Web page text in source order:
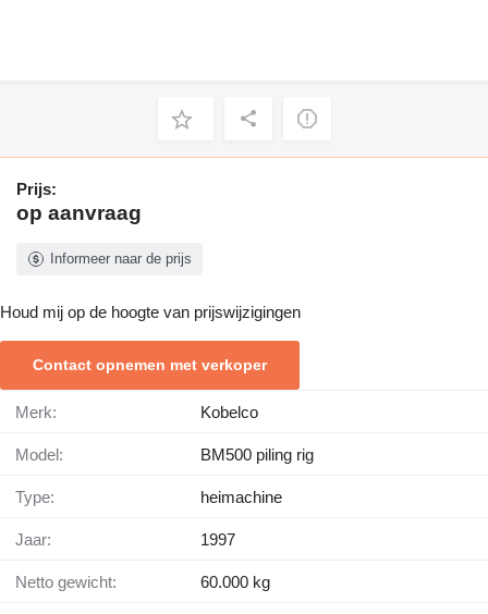
Prijs:
op aanvraag
Informeer naar de prijs
Houd mij op de hoogte van prijswijzigingen
Contact opnemen met verkoper
Merk: Kobelco
Model: BM500 piling rig
Type: heimachine
Jaar: 1997
Netto gewicht: 60.000 kg